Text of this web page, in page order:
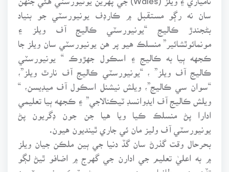
سان نه رڳو مستقبل ۾ ڪارڊف يونيورسٽي جو بنياد
بڻجندڙ ڪاليج “يونيورسٽي ڪاليج آف ويلز ۽
مونمائوٿشائير” منسلڪ هيو پر هن يونيورسٽي سان ويلز جا
ڪجهه ٻيا به ڪاليج ۽ اسڪول جهڙوڪ “ يونيورسٽي
ڪاليج آف ويلز” ، “يونيورسٽي ڪاليج آف نارٿ ويلز”،
“سوان سي ڪاليج”، ويلش نيشنل اسڪول آف ميڊيسن، “
ويلش ڪاليج آف ايڊوانسڊ ٽيڪنالاجي” ۽ ڪجهه ٻيا تعليمي
ادارا پڻ منسلڪ ڪيا ويا هيا جن جون ڊگريون پڻ
يونيورسٽي آف وليز مان ئي جاري ٿينديون هيون.
بحرحال وقت گذرڻ سان گڏ دنيا جي ٻين ملڪن جيان ويلز
۾ به اعليٰ تعليم جي ادارن جي گهرج ۾ اضافو ٿيڻ لڳو
تڏهن هن برطانيا جي هن حصي ۾ پڻ وڌيڪ يونيورسٽيون